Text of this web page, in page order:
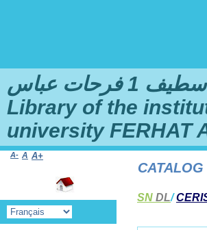
عباس
Library of the
university FERHAT
SN DL/
TO THE ONLINE CATALOG
A- A A+